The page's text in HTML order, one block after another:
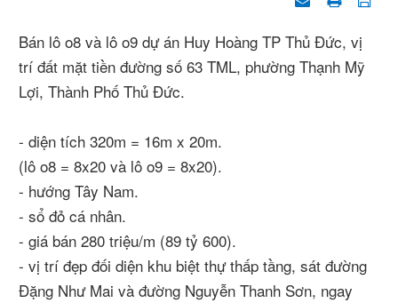
Bán lô o8 và lô o9 dự án Huy Hoàng TP Thủ Đức, vị
trí đất mặt tiền đường số 63 TML, phường Thạnh Mỹ
Lợi, Thành Phố Thủ Đức.
- diện tích 320m = 16m x 20m.
(lô o8 = 8x20 và lô o9 = 8x20).
- hướng Tây Nam.
- sổ đỏ cá nhân.
- giá bán 280 triệu/m (89 tỷ 600).
- vị trí đẹp đối diện khu biệt thự thấp tầng, sát đường
Đặng Như Mai và đường Nguyễn Thanh Sơn, ngay